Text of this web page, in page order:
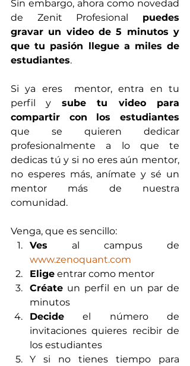
Sin embargo, ahora como novedad
de Zenit Profesional puedes
gravar un video de 5 minutos y
que tu pasión llegue a miles de
estudiantes.
Si ya eres  mentor, entra en tu
perfil y sube tu video para
compartir con los estudiantes
que se quieren dedicar
profesionalmente a lo que te
dedicas tú y si no eres aún mentor,
no esperes más, anímate y sé un
mentor más de nuestra
comunidad.
Venga, que es sencillo:
Ves
www.zenoquant.com
Elige entrar como mentor
Créate un perfil en un par de
minutos
Decide el número de
invitaciones quieres recibir de
los estudiantes
Y si no tienes tiempo para